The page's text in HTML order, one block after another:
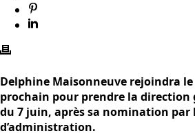
Delphine Maisonneuve rejoindra le
prochain pour prendre la direction
du 7 juin, après sa nomination par
d’administration.